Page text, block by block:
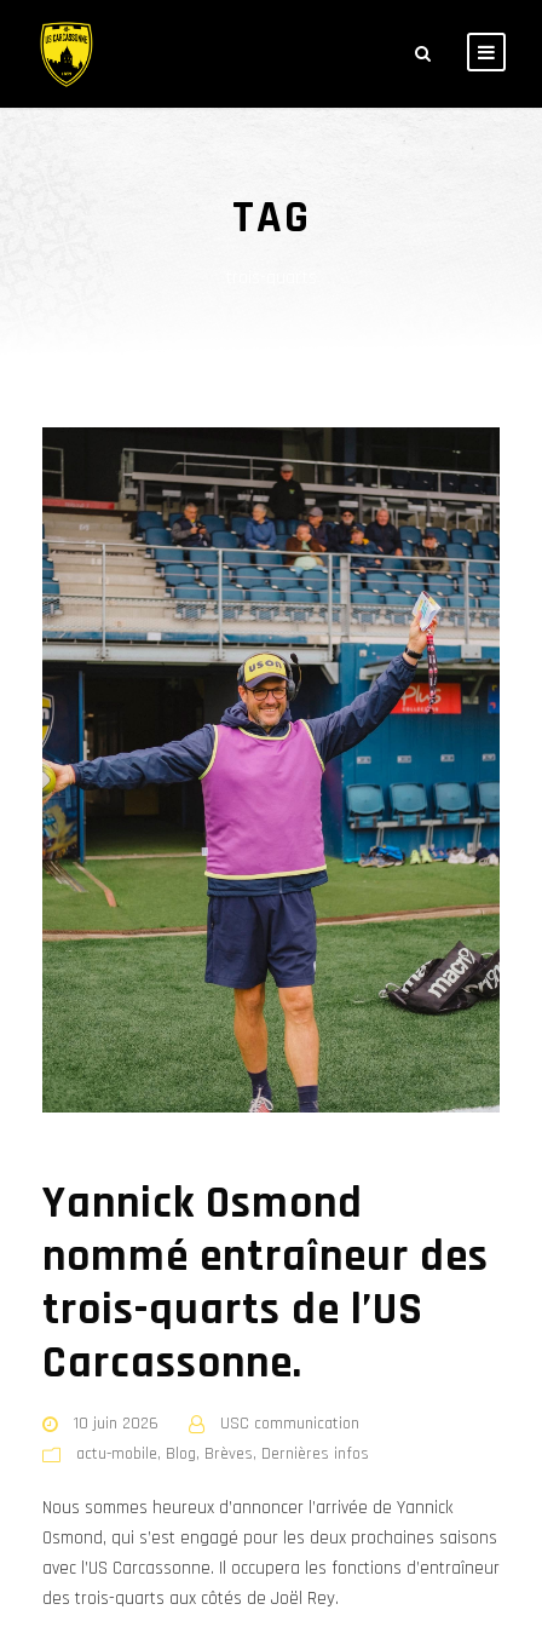
TAG
Yannick Osmond
nommé entraîneur des
trois-quarts de l’US
Carcassonne.
10 juin 2026
USC communication
actu-mobile, Blog, Brèves, Dernières infos
Nous sommes heureux d’annoncer l’arrivée de Yannick
Osmond, qui s’est engagé pour les deux prochaines saisons
avec l’US Carcassonne. Il occupera les fonctions d’entraîneur
des trois-quarts aux côtés de Joël Rey.